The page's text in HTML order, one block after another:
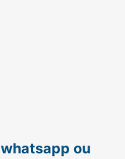
ou